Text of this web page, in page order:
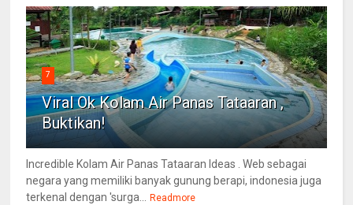
7
Viral Ok Kolam Air Panas Tataaran ,
Buktikan!
Incredible Kolam Air Panas Tataaran Ideas . Web sebagai
negara yang memiliki banyak gunung berapi, indonesia juga
terkenal dengan 'surga...
Readmore